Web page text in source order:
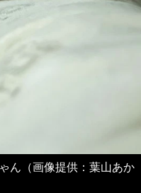
ん（画像提供：葉山あか